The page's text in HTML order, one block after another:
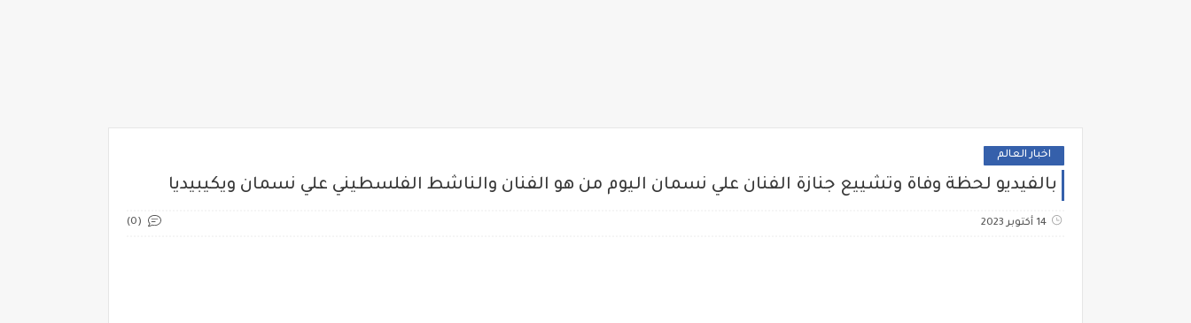
اخبار العالم
بالفيديو لحظة وفاة وتشييع جنازة الفنان علي نسمان اليوم من هو الفنان والناشط الفلسطيني علي نسمان ويكيبيديا
14 أكتوبر 2023 (0)